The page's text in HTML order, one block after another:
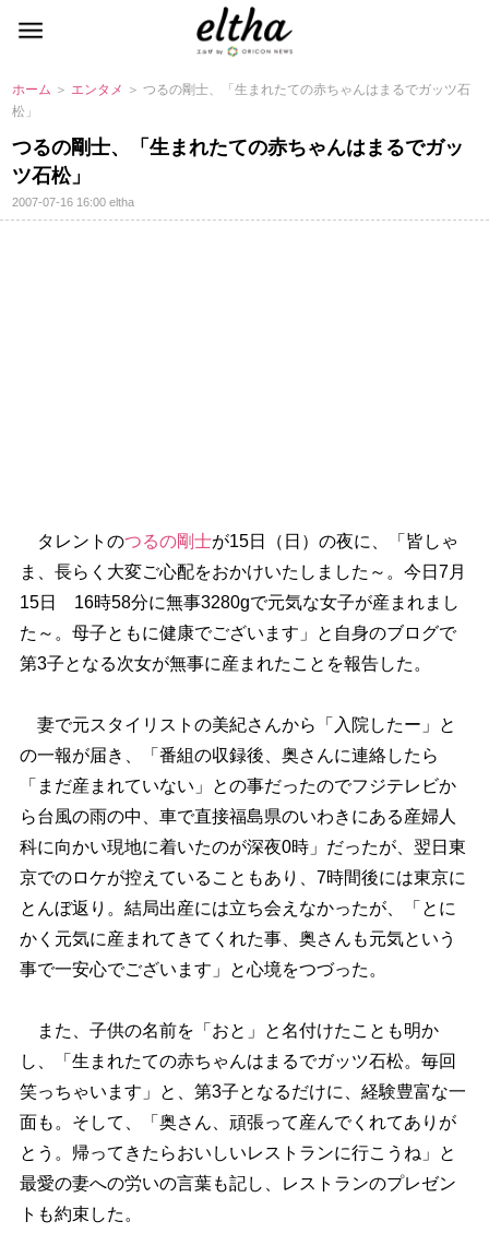
ホーム ＞ エンタメ ＞ つるの剛士、「生まれたての赤ちゃんはまるでガッツ石
松」
つるの剛士、「生まれたての赤ちゃんはまるでガッ
ツ石松」
2007-07-16 16:00eltha
タレントのつるの剛士が15日（日）の夜に、「皆しゃ
ま、長らく大変ご心配をおかけいたしました～。今日7月
15日 16時58分に無事3280gで元気な女子が産まれまし
た～。母子ともに健康でございます」と自身のブログで
第3子となる次女が無事に産まれたことを報告した。
妻で元スタイリストの美紀さんから「入院したー」と
の一報が届き、「番組の収録後、奥さんに連絡したら
「まだ産まれていない」との事だったのでフジテレビか
ら台風の雨の中、車で直接福島県のいわきにある産婦人
科に向かい現地に着いたのが深夜0時」だったが、翌日東
京でのロケが控えていることもあり、7時間後には東京に
とんぼ返り。結局出産には立ち会えなかったが、「とに
かく元気に産まれてきてくれた事、奥さんも元気という
事で一安心でございます」と心境をつづった。
また、子供の名前を「おと」と名付けたことも明か
し、「生まれたての赤ちゃんはまるでガッツ石松。毎回
笑っちゃいます」と、第3子となるだけに、経験豊富な一
面も。そして、「奥さん、頑張って産んでくれてありが
とう。帰ってきたらおいしいレストランに行こうね」と
最愛の妻への労いの言葉も記し、レストランのプレゼン
トも約束した。